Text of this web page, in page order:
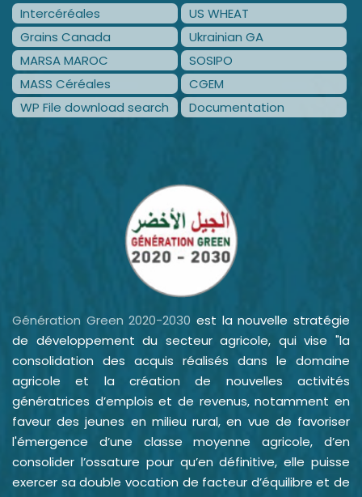
Intercéréales
US WHEAT
Grains Canada
Ukrainian GA
MARSA MAROC
SOSIPO
MASS Céréales
CGEM
WP File download search
Documentation
Génération Green 2020-2030 est la nouvelle stratégie
de développement du secteur agricole, qui vise "la
consolidation des acquis réalisés dans le domaine
agricole et la création de nouvelles activités
génératrices d’emplois et de revenus, notamment en
faveur des jeunes en milieu rural, en vue de favoriser
l'émergence d’une classe moyenne agricole, d’en
consolider l’ossature pour qu’en définitive, elle puisse
exercer sa double vocation de facteur d’équilibre et de